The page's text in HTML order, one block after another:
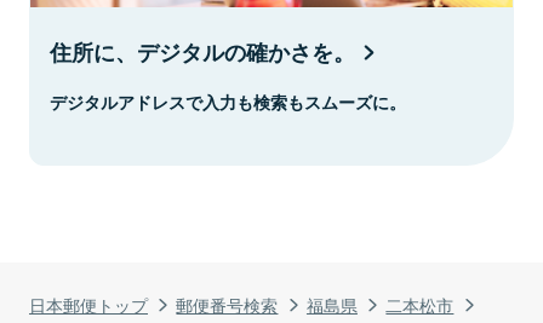
日本郵便トップ 郵便番号検索 福島県
二本松市
住所に、デジタルの確かさを。
デジタルアドレスで入力も検索もスムーズに。